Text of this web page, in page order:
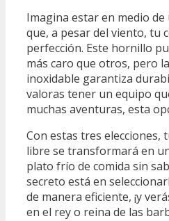
Imagina estar en medio
que, a pesar del viento, tu
perfección. Este hornillo
más caro que otros, pero
inoxidable garantiza
valoras tener un equipo
muchas aventuras, esta
Con estas tres elecciones,
libre se transformará en
plato frío de comida sin
secreto está en
de manera eficiente, ¡y
en el rey o reina de las